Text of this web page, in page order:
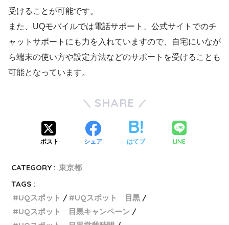
受けることが可能です。
また、UQモバイルでは電話サポート、公式サイトでのチ
ャットサポートにも力を入れていますので、自宅にいなが
ら端末の使い方や設定方法などのサポートを受けることも
可能となっています。
SHARE
ポスト シェア はてブ LINE
CATEGORY : 東京都
TAGS :
UQスポット
UQスポット 目黒
UQスポット 目黒キャンペーン